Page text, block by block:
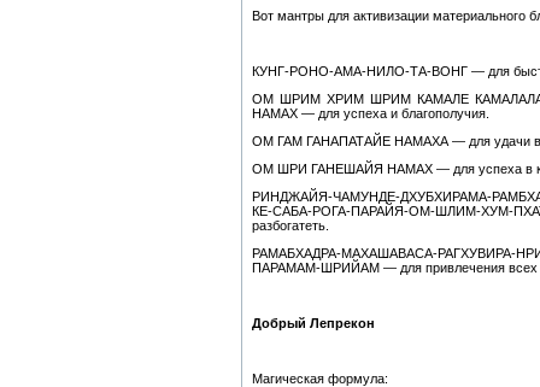
Вот мантры для активизации материального
КУНГ-РОНО-АМА-НИЛО-ТА-ВОНГ — для
ОМ ШРИМ ХРИМ ШРИМ КАМАЛЕ
НАМАХ — для успеха и благополучия.
ОМ ГАМ ГАНАПАТАЙЕ НАМАХА — для удачи в
ОМ ШРИ ГАНЕШАЙЯ НАМАХ — для успеха в
РИНДЖАЙЯ-ЧАМУНДЕ-ДХУБХИРАМА-
КЕ-САБА-РОГА-ПАРАЙЯ-ОМ-ШЛИМ-ХУМ-
разбогатеть.
РАМАБХАДРА-МАХАШАВАСА-РАГХУВИРА-
ПАРАМАМ-ШРИЙАМ — для привлечения всех
Добрый Лепрекон
Магическая формула: